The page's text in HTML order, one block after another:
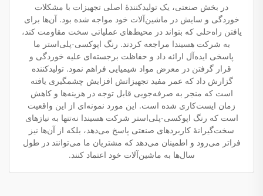
در بخش صنعتی، یک تولیدکنندهٔ اصلی تجهیزات با مشکلات
خوردگی و سایش در ماشین‌آلات خود مواجه شده بود. آن‌ها برای
یافتن راه‌حلی که بتواند در محیط‌های عملیاتی سخت مقاومت کند،
به شرکت هسیندا مراجعه کردند. رنگ اپوکسی-پلی‌استر ما
پاسخی ایده‌آل ارائه داد و حفاظت برجسته‌ای علیه خوردگی و
قرار گرفتن در معرض مواد شیمیایی فراهم نمود. تولیدکننده
گزارش داد که عمر مفید تجهیزاتش افزایش چشمگیری یافته
است که منجر به صرفه‌جویی قابل توجه در هزینه‌ها و کاهش
زمان ایست‌کاری شده است. این مورد نمونه‌ای از این واقعیت
است که رنگ اپوکسی-پلی‌استر شرکت هسیندا نه‌تنها به نیازهای
سخت‌گیرانهٔ کاربردهای صنعتی پاسخ می‌دهد، بلکه از آن‌ها نیز
فراتر می‌رود و اطمینان می‌دهد که مشتریان ما می‌توانند در طول
سال‌ها به ماشین‌آلات خود اعتماد کنند.